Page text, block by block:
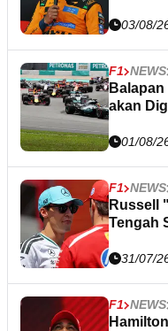
03/08/
F1 NEWS
akan
01/08/
F1 NEWS
Russell
Tengah
31/07/
F1 NEWS